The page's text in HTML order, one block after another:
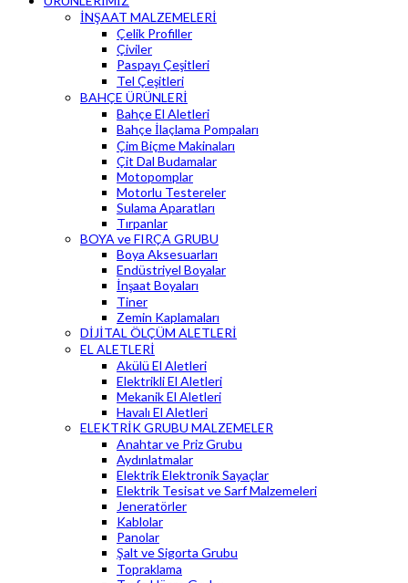
İNŞAAT MALZEMELERİ
Çelik Profiller
Çiviler
Paspayı Çeşitleri
Tel Çeşitleri
BAHÇE ÜRÜNLERİ
Bahçe El Aletleri
Bahçe İlaçlama Pompaları
Çim Biçme Makinaları
Çit Dal Budamalar
Motopomplar
Motorlu Testereler
Sulama Aparatları
Tırpanlar
BOYA ve FIRÇA GRUBU
Boya Aksesuarları
Endüstriyel Boyalar
İnşaat Boyaları
Tiner
Zemin Kaplamaları
DİJİTAL ÖLÇÜM ALETLERİ
EL ALETLERİ
Akülü El Aletleri
Elektrikli El Aletleri
Mekanik El Aletleri
Havalı El Aletleri
ELEKTRİK GRUBU MALZEMELER
Anahtar ve Priz Grubu
Aydınlatmalar
Elektrik Elektronik Sayaçlar
Elektrik Tesisat ve Sarf Malzemeleri
Jeneratörler
Kablolar
Panolar
Şalt ve Sigorta Grubu
Topraklama